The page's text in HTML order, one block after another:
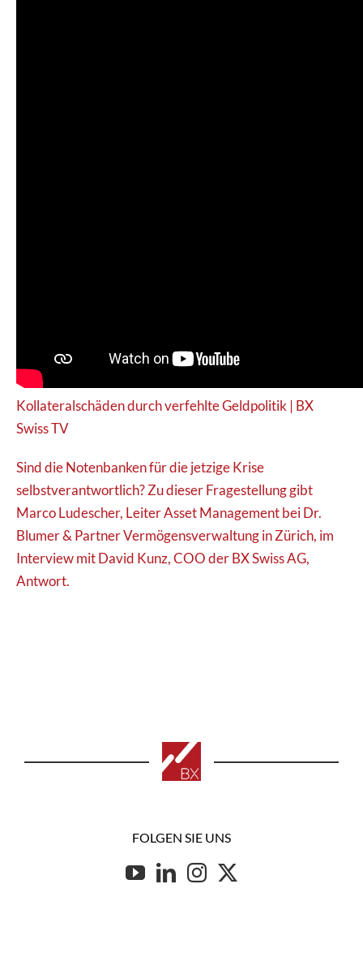
Kollateralschäden durch verfehlte Geldpolitik | BX
Swiss TV
Sind die Notenbanken für die jetzige Krise
selbstverantwortlich? Zu dieser Fragestellung gibt
Marco Ludescher, Leiter Asset Management bei Dr.
Blumer & Partner Vermögensverwaltung in Zürich, im
Interview mit David Kunz, COO der BX Swiss AG,
Antwort.
FOLGEN SIE UNS